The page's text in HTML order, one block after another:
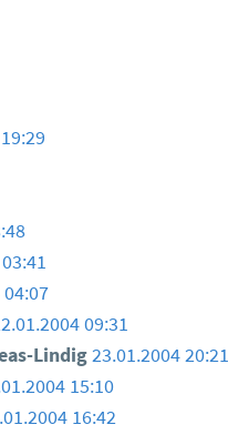
09:31
Lindig23.01.2004
15:10
16:42